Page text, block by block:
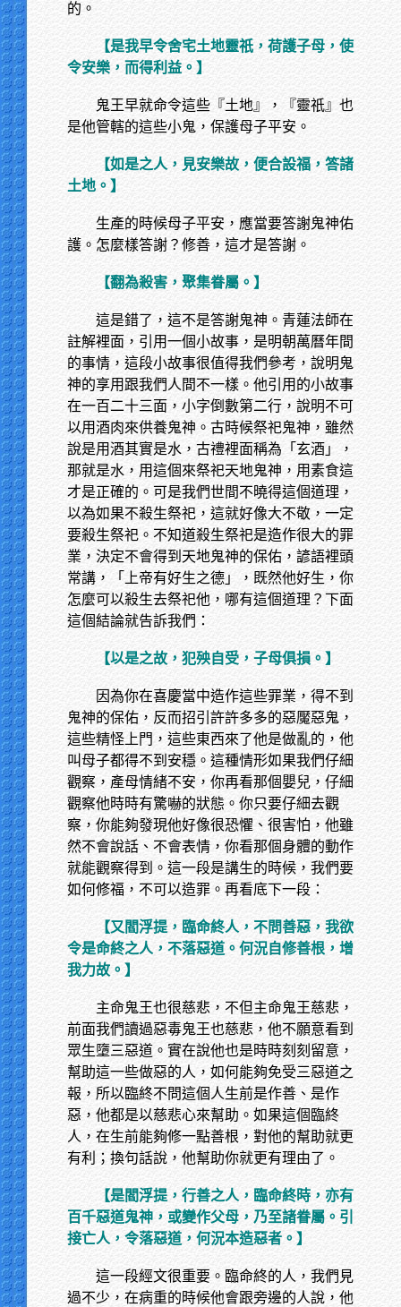
的。
【是我早令舍宅土地靈祇，荷護子母，使
令安樂，而得利益。】
鬼王早就命令這些『土地』，『靈祇』也
是他管轄的這些小鬼，保護母子平安。
【如是之人，見安樂故，便合設福，答諸
土地。】
生產的時候母子平安，應當要答謝鬼神佑
護。怎麼樣答謝？修善，這才是答謝。
【翻為殺害，聚集眷屬。】
這是錯了，這不是答謝鬼神。青蓮法師在
註解裡面，引用一個小故事，是明朝萬曆年間
的事情，這段小故事很值得我們參考，說明鬼
神的享用跟我們人間不一樣。他引用的小故事
在一百二十三面，小字倒數第二行，說明不可
以用酒肉來供養鬼神。古時候祭祀鬼神，雖然
說是用酒其實是水，古禮裡面稱為「玄酒」，
那就是水，用這個來祭祀天地鬼神，用素食這
才是正確的。可是我們世間不曉得這個道理，
以為如果不殺生祭祀，這就好像大不敬，一定
要殺生祭祀。不知道殺生祭祀是造作很大的罪
業，決定不會得到天地鬼神的保佑，諺語裡頭
常講，「上帝有好生之德」，既然他好生，你
怎麼可以殺生去祭祀他，哪有這個道理？下面
這個結論就告訴我們：
【以是之故，犯殃自受，子母俱損。】
因為你在喜慶當中造作這些罪業，得不到
鬼神的保佑，反而招引許許多多的惡魘惡鬼，
這些精怪上門，這些東西來了他是做亂的，他
叫母子都得不到安穩。這種情形如果我們仔細
觀察，產母情緒不安，你再看那個嬰兒，仔細
觀察他時時有驚嚇的狀態。你只要仔細去觀
察，你能夠發現他好像很恐懼、很害怕，他雖
然不會說話、不會表情，你看那個身體的動作
就能觀察得到。這一段是講生的時候，我們要
如何修福，不可以造罪。再看底下一段：
【又閻浮提，臨命終人，不問善惡，我欲
令是命終之人，不落惡道。何況自修善根，增
我力故。】
主命鬼王也很慈悲，不但主命鬼王慈悲，
前面我們讀過惡毒鬼王也慈悲，他不願意看到
眾生墮三惡道。實在說他也是時時刻刻留意，
幫助這一些做惡的人，如何能夠免受三惡道之
報，所以臨終不問這個人生前是作善、是作
惡，他都是以慈悲心來幫助。如果這個臨終
人，在生前能夠修一點善根，對他的幫助就更
有利；換句話說，他幫助你就更有理由了。
【是閻浮提，行善之人，臨命終時，亦有
百千惡道鬼神，或變作父母，乃至諸眷屬。引
接亡人，令落惡道，何況本造惡者。】
這一段經文很重要。臨命終的人，我們見
過不少，在病重的時候他會跟旁邊的人說，他